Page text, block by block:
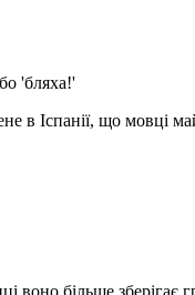
'бляха!'
в Іспанії, що мовці